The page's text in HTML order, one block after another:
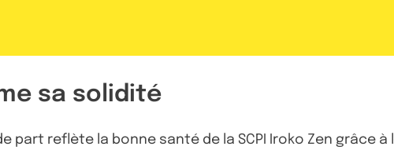
sa solidité
part reflète la bonne santé de la SCPI Iroko Zen grâce